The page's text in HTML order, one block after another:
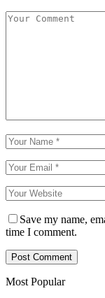
Save my name,
time I comment.
Most Popular